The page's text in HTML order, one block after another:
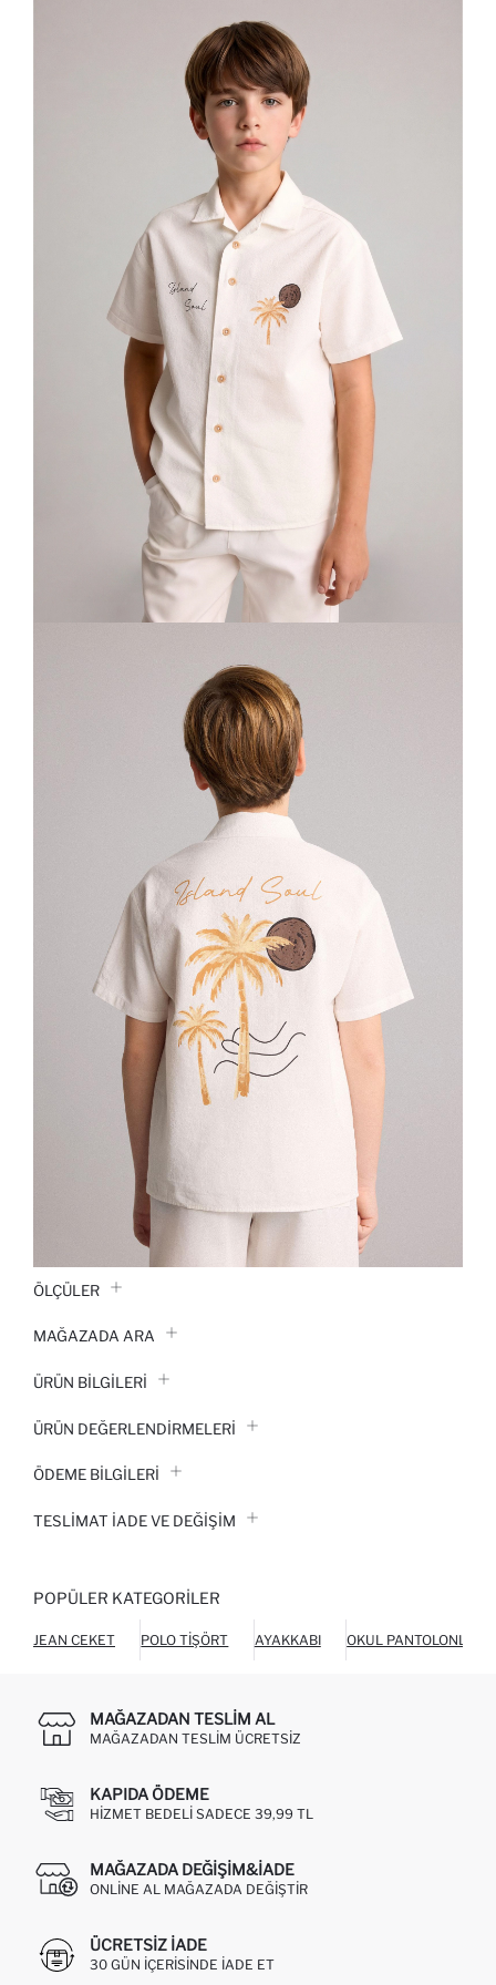
ÖLÇÜLER
MAĞAZADA ARA
ÜRÜN BILGILERI
ÜRÜN DEĞERLENDİRMELERİ
ÖDEME BİLGİLERİ
TESLIMAT İADE VE DEĞIŞIM
POPÜLER KATEGORILER
JEAN CEKET POLO TIŞÖRT AYAKKABI OKUL PANTOLONLARI
MAĞAZADAN TESLIM AL
MAĞAZADAN TESLIM ÜCRETSIZ
KAPIDA ÖDEME
HIZMET BEDELI SADECE 39,99 TL
MAĞAZADA DEĞIŞIM&İADE
ONLINE AL MAĞAZADA DEĞIŞTIR
ÜCRETSIZ IADE
30 GÜN IÇERISINDE IADE ET